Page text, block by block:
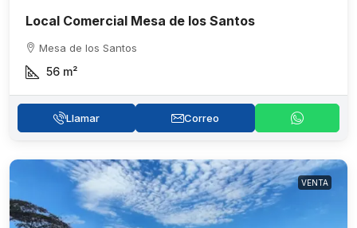
Local Comercial Mesa de los Santos
Mesa de los Santos
56 m²
Llamar Correo
VENTA